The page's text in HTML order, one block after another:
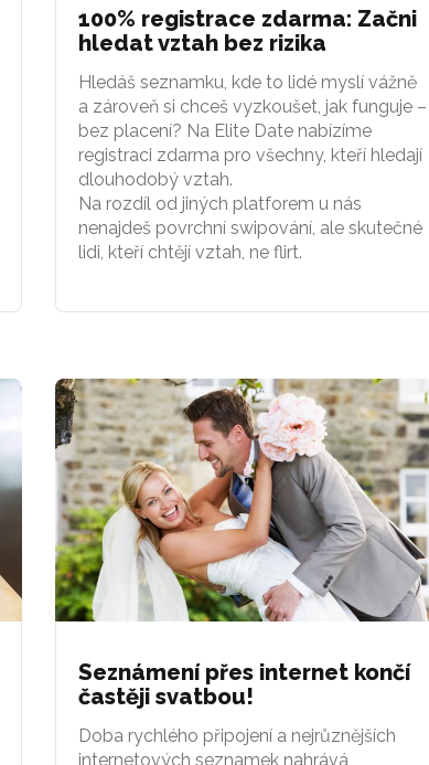
100% registrace zdarma: Začni
hledat vztah bez rizika
Hledáš seznamku, kde to lidé myslí vážně
a zároveň si chceš vyzkoušet, jak funguje –
bez placení? Na Elite Date nabízíme
registraci zdarma pro všechny, kteří hledají
dlouhodobý vztah.
Na rozdíl od jiných platforem u nás
nenajdeš povrchní swipování, ale skutečné
lidi, kteří chtějí vztah, ne flirt.
Seznámení přes internet končí
častěji svatbou!
Doba rychlého připojení a nejrůznějších
internetových seznamek nahrává